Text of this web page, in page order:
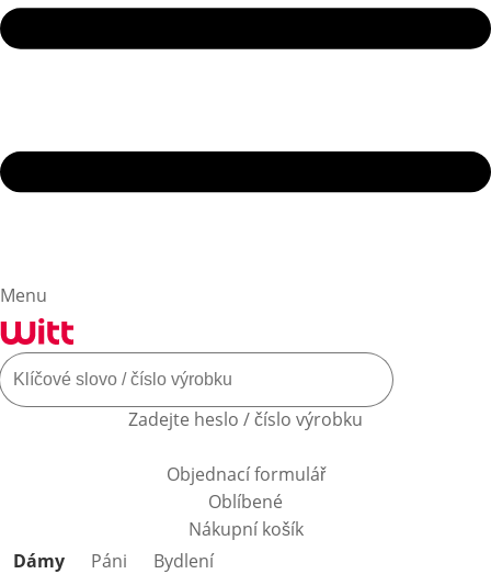
Menu
Zadejte heslo / číslo výrobku
Objednací formulář
Oblíbené
Nákupní košík
Přeskočit kategorie produktů
Dámy Páni
Bydlení